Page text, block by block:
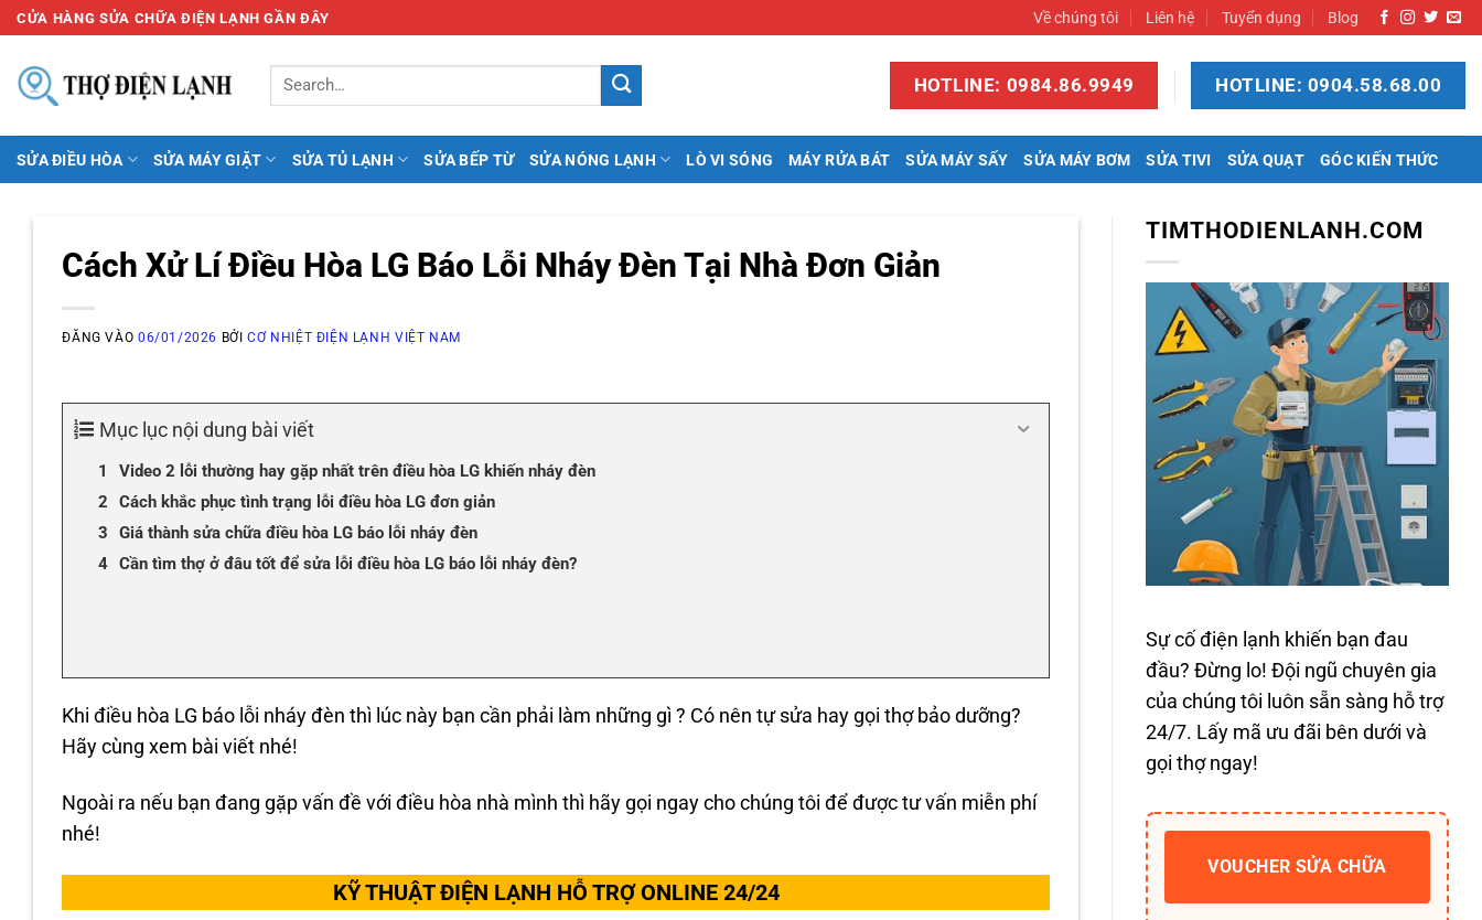
Bỏ
nội
dung
CỬA HÀNG SỬA CHỮA ĐIỆN LẠNH GẦN ĐÂY Về chúng tôi Liên hệ Tuyển dụng Blog
HOTLINE: 0984.86.9949 HOTLINE: 0904.58.68.00
SỬA ĐIỀU HÒA SỬA MÁY GIẶT SỬA TỦ LẠNH SỬA BẾP TỪ SỬA NÓNG LẠNH LÒ VI SÓNG MÁY RỬA BÁT SỬA MÁY SẤY SỬA MÁY BƠM SỬA TIVI SỬA QUẠT GÓC KIẾN THỨC
Cách Xử Lí Điều Hòa LG Báo Lỗi Nháy Đèn Tại Nhà Đơn Giản
ĐĂNG VÀO 06/01/2026 BỞICƠ NHIỆT ĐIỆN LẠNH VIỆT NAM
Mục lục nội dung bài viết
Video 2 lỗi thường hay gặp nhất trên điều hòa LG khiến nháy đèn
Cách khắc phục tình trạng lỗi điều hòa LG đơn giản
Giá thành sửa chữa điều hòa LG báo lỗi nháy đèn
Cần tìm thợ ở đâu tốt để sửa lỗi điều hòa LG báo lỗi nháy đèn?
Khi điều hòa LG báo lỗi nháy đèn thì lúc này bạn cần phải làm những gì ? Có nên tự sửa hay gọi thợ bảo dưỡng?
Hãy cùng xem bài viết nhé!
Ngoài ra nếu bạn đang gặp vấn đề với điều hòa nhà mình thì hãy gọi ngay cho chúng tôi để được tư vấn miễn phí
nhé!
KỸ THUẬT ĐIỆN LẠNH HỖ TRỢ ONLINE 24/24
TIMTHODIENLANH.COM
Sự cố điện lạnh khiến bạn đau
đầu? Đừng lo! Đội ngũ chuyên gia
của chúng tôi luôn sẵn sàng hỗ trợ
24/7. Lấy mã ưu đãi bên dưới và
gọi thợ ngay!
VOUCHER SỬA CHỮA